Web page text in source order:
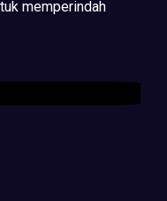
memperindah